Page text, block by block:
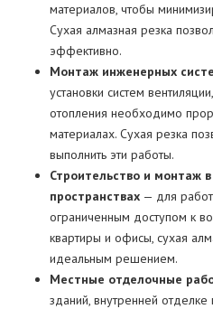
материалов, чтобы
Сухая алмазная резка
эффективно.
Монтаж инженерных
установки систем
отопления необходимо
материалах. Сухая резка
выполнить эти работы.
Строительство и монтаж
пространствах — для
ограниченным доступом к
квартиры и офисы, сухая
идеальным решением.
Местные отделочные
зданий, внутренней